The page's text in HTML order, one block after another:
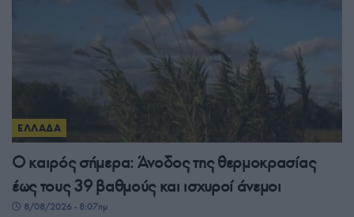
ΕΛΛΑΔΑ
Ο καιρός σήμερα: Άνοδος της θερμοκρασίας
έως τους 39 βαθμούς και ισχυροί άνεμοι
8/08/2026 - 8:07πμ